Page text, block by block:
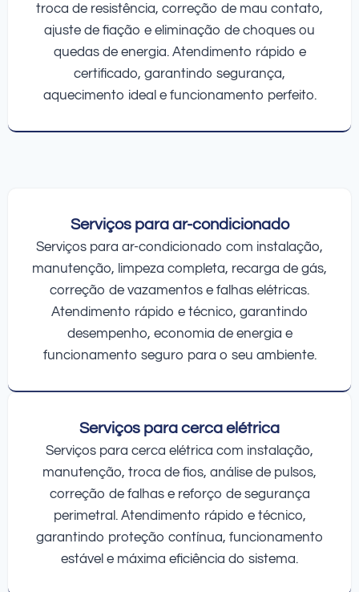
troca de resistência, correção de mau contato,
ajuste de fiação e eliminação de choques ou
quedas de energia. Atendimento rápido e
certificado, garantindo segurança,
aquecimento ideal e funcionamento perfeito.
Serviços para ar-condicionado
Serviços para ar-condicionado com instalação,
manutenção, limpeza completa, recarga de gás,
correção de vazamentos e falhas elétricas.
Atendimento rápido e técnico, garantindo
desempenho, economia de energia e
funcionamento seguro para o seu ambiente.
Serviços para cerca elétrica
Serviços para cerca elétrica com instalação,
manutenção, troca de fios, análise de pulsos,
correção de falhas e reforço de segurança
perimetral. Atendimento rápido e técnico,
garantindo proteção contínua, funcionamento
estável e máxima eficiência do sistema.